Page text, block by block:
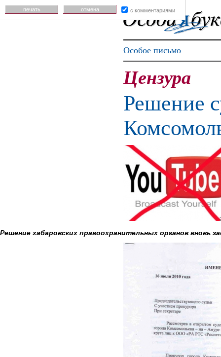
Особое письмо
Цензура
Решение
Решение хабаровских правоохранительных органов вновь
печать отмена с комментариями